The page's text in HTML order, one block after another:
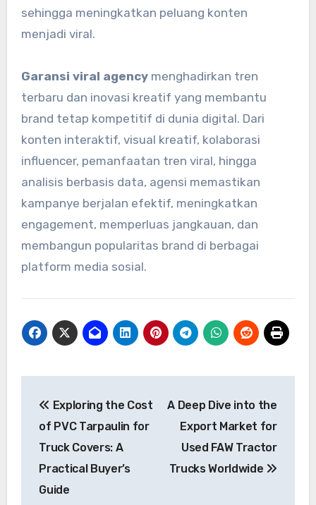
sehingga meningkatkan peluang konten
menjadi viral.
Garansi viral agencymenghadirkan tren
terbaru dan inovasi kreatif yang membantu
brand tetap kompetitif di dunia digital. Dari
konten interaktif, visual kreatif, kolaborasi
influencer, pemanfaatan tren viral, hingga
analisis berbasis data, agensi memastikan
kampanye berjalan efektif, meningkatkan
engagement, memperluas jangkauan, dan
membangun popularitas brand di berbagai
platform media sosial.
navigation
Exploring the Cost
of PVC Tarpaulin for
Truck Covers: A
Practical Buyer’s
Guide
A Deep Dive into the
Export Market for
Used FAW Tractor
Trucks Worldwide